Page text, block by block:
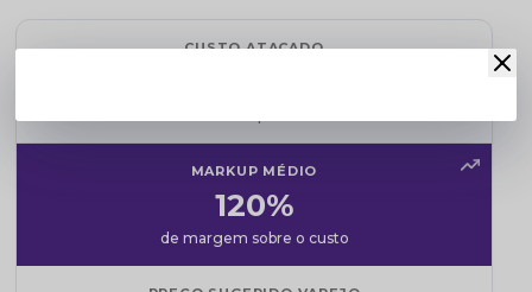
CUSTO ATACADO
MARKUP MÉDIO
120%
de margem sobre o custo